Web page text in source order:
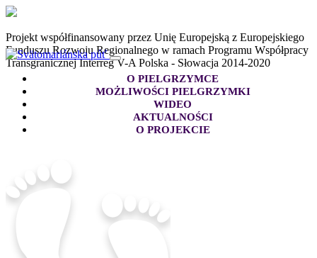
Projekt współfinansowany przez Unię Europejską z Europejskiego
Funduszu Rozwoju Regionalnego w ramach Programu Współpracy
Transgranicznej Interreg V-A Polska - Słowacja 2014-2020
O PIELGRZYMCE
MOŻLIWOŚCI PIELGRZYMKI
WIDEO
AKTUALNOŚCI
O PROJEKCIE